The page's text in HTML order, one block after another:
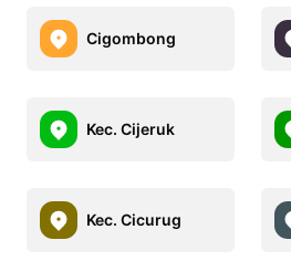
Cigombong
Kec. Cijeruk
Kec. Cicurug